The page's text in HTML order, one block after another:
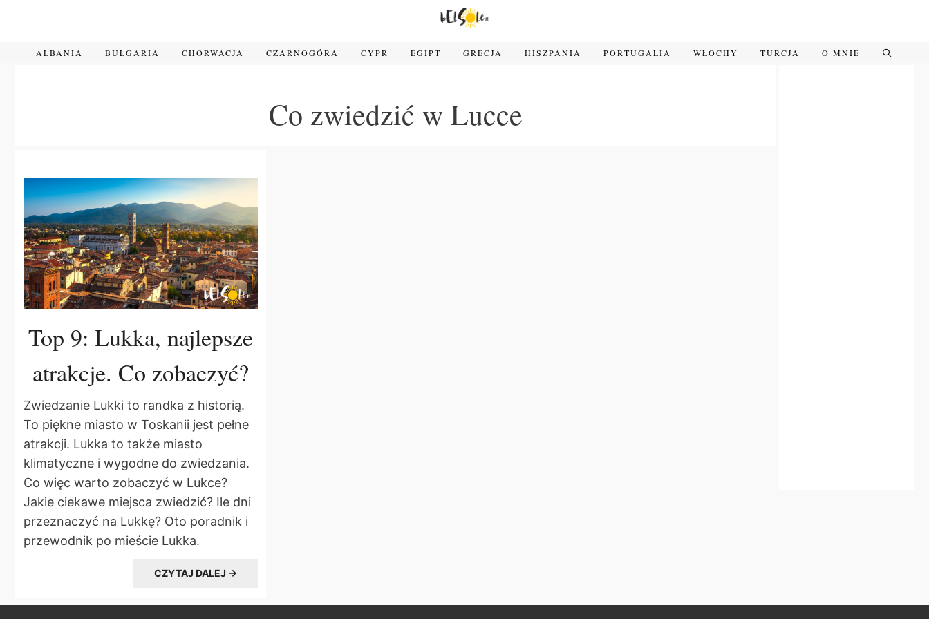
ALBANIA BUŁGARIA CHORWACJA CZARNOGÓRA CYPR EGIPT GRECJA HISZPANIA PORTUGALIA WŁOCHY TURCJA O MNIE
Co zwiedzić w Lucce
Top 9: Lukka, najlepsze
atrakcje. Co zobaczyć?
Zwiedzanie Lukki to randka z historią.
To piękne miasto w Toskanii jest pełne
atrakcji. Lukka to także miasto
klimatyczne i wygodne do zwiedzania.
Co więc warto zobaczyć w Lukce?
Jakie ciekawe miejsca zwiedzić? Ile dni
przeznaczyć na Lukkę? Oto poradnik i
przewodnik po mieście Lukka.
CZYTAJ DALEJ →